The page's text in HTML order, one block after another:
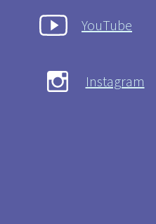
YouTube
Instagram